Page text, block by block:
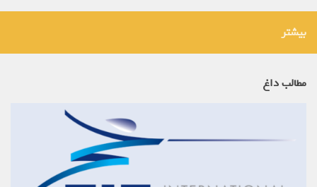
بیشتر
مطالب داغ